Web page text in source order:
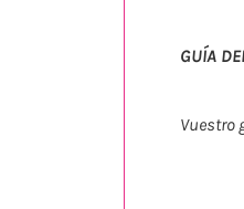
GUÍA
Vuestro